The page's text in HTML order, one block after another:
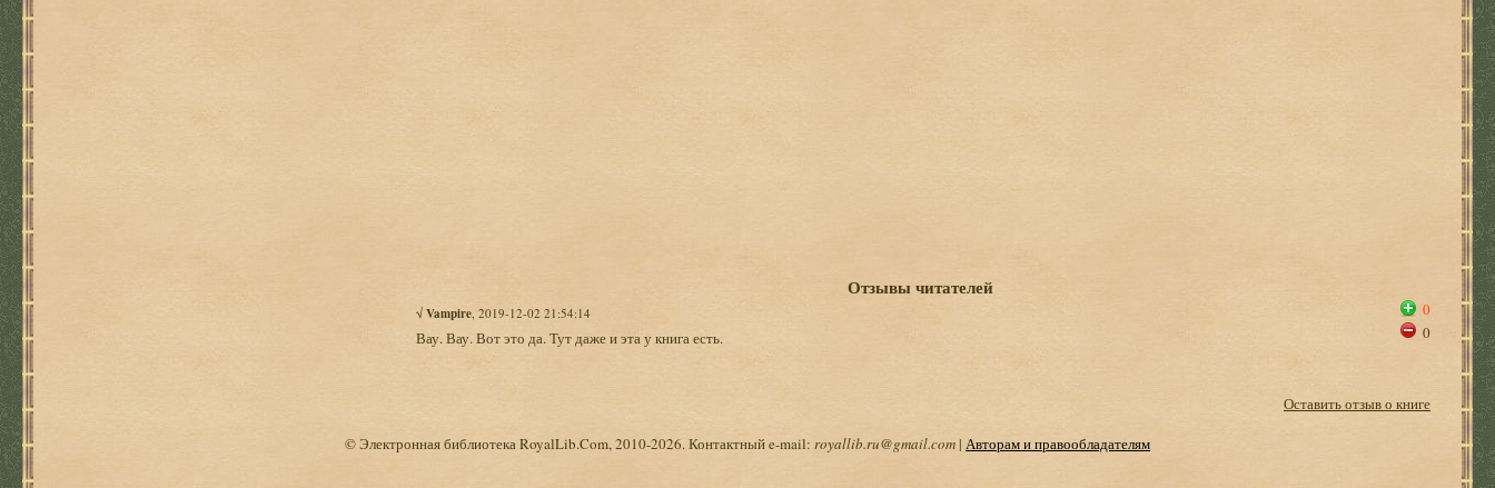
Отзывы читателей
√ Vampire, 2019-12-02 21:54:14
Вау. Вау. Вот это да. Тут даже и эта у книга есть.
0
0
Оставить отзыв о книге
© Электронная библиотека RoyalLib.Com, 2010-2026. Контактный e-mail: royallib.ru@gmail.com| Авторам и правообладателям